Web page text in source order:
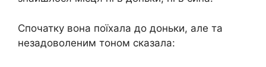
Спочатку вона поїхала до доньки, але та
незадоволеним тоном сказала: